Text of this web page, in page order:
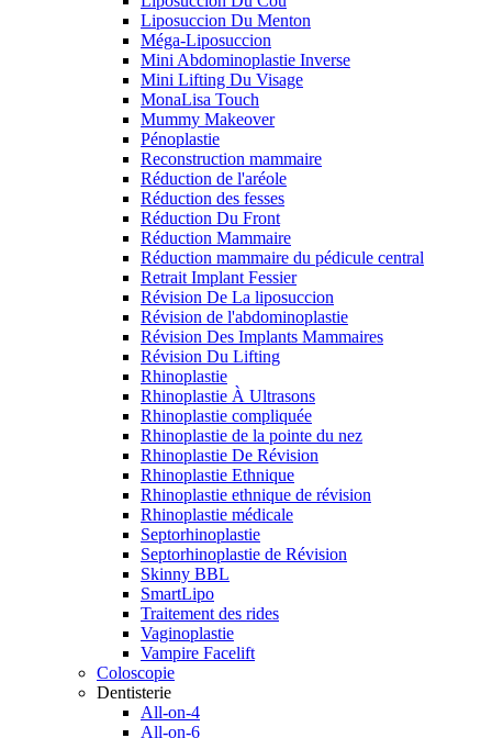
Liposuccion Du Menton
Méga-Liposuccion
Mini Abdominoplastie Inverse
Mini Lifting Du Visage
MonaLisa Touch
Mummy Makeover
Pénoplastie
Reconstruction mammaire
Réduction de l'aréole
Réduction des fesses
Réduction Du Front
Réduction Mammaire
Réduction mammaire du pédicule central
Retrait Implant Fessier
Révision De La liposuccion
Révision de l'abdominoplastie
Révision Des Implants Mammaires
Révision Du Lifting
Rhinoplastie
Rhinoplastie À Ultrasons
Rhinoplastie compliquée
Rhinoplastie de la pointe du nez
Rhinoplastie De Révision
Rhinoplastie Ethnique
Rhinoplastie ethnique de révision
Rhinoplastie médicale
Septorhinoplastie
Septorhinoplastie de Révision
Skinny BBL
SmartLipo
Traitement des rides
Vaginoplastie
Vampire Facelift
Coloscopie
Dentisterie
All-on-4
All-on-6